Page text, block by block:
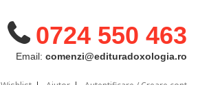
0724 550 463
Email: comenzi@edituradoxologia.ro